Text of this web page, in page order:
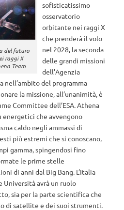
del futuro
raggi X
Team
sofisticatissimo
osservatorio
orbitante nei raggi X
che prenderà il volo
nel 2028, la seconda
delle grandi missioni
dell’Agenzia
nell’ambito del programma
la missione, all’unanimità, è
Committee dell’ESA. Athena
energetici che avvengono
caldo negli ammassi di
più estremi che si conoscano,
gamma, spingendosi fino
le prime stelle
di anni dal Big Bang. L’Italia
Università avrà un ruolo
sia per la parte scientifica che
di satellite e dei suoi strumenti.